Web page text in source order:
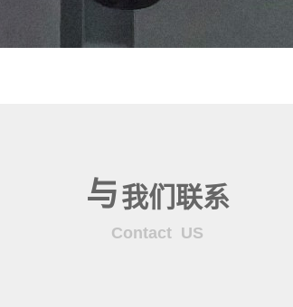
与我们联系
Contact US